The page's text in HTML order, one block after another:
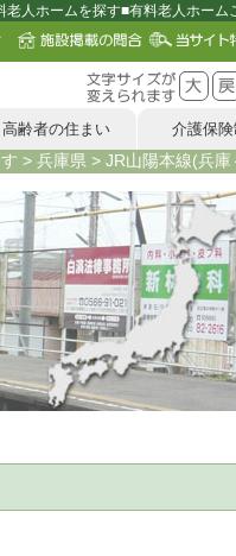
人ホームを探す■有料老人ホー
高齢者の住まい
介護保
> 兵庫県 > JR山陽本線(兵庫